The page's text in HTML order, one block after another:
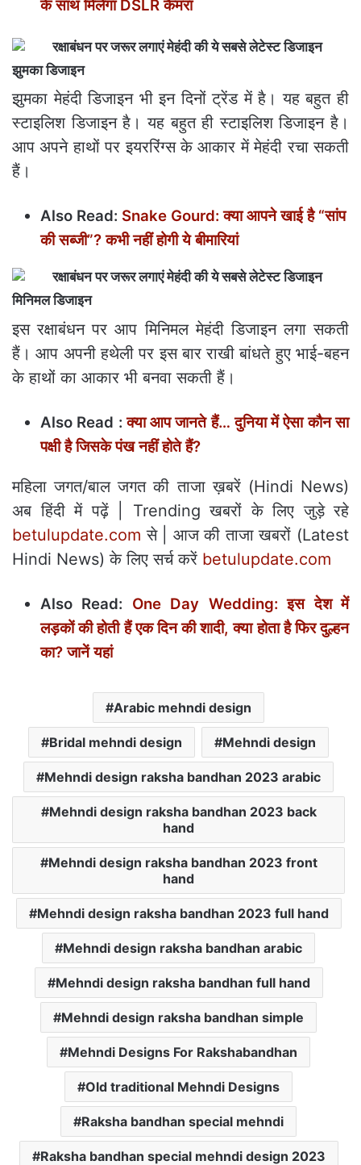
के साथ मिलेगा DSLR कैमरा
झुमका डिजाइन
झुमका मेहंदी डिजाइन भी इन दिनों ट्रेंड में है। यह बहुत ही
स्टाइलिश डिजाइन है। यह बहुत ही स्टाइलिश डिजाइन है।
आप अपने हाथों पर इयररिंग्स के आकार में मेहंदी रचा सकती
हैं।
Also Read: Snake Gourd: क्या आपने खाई है “सांप
की सब्जी”? कभी नहीं होगी ये बीमारियां
मिनिमल डिजाइन
इस रक्षाबंधन पर आप मिनिमल मेहंदी डिजाइन लगा सकती
हैं। आप अपनी हथेली पर इस बार राखी बांधते हुए भाई-बहन
के हाथों का आकार भी बनवा सकती हैं।
Also Read :क्‍या आप जानते हैं… दुनिया में ऐसा कौन सा
पक्षी है जिसके पंख नहीं होते हैं?
महिला जगत/बाल जगत की ताजा ख़बरें (Hindi News)
अब हिंदी में पढ़ें | Trending खबरों के लिए जुड़े रहे
betulupdate.com से | आज की ताजा खबरों (Latest
Hindi News) के लिए सर्च करें betulupdate.com
Also Read: One Day Wedding: इस देश में
लड़कों की होती हैं एक दिन की शादी, क्या होता है फिर दुल्हन
का? जानें यहां
Arabic mehndi design
Bridal mehndi design Mehndi design
Mehndi design raksha bandhan 2023 arabic
Mehndi design raksha bandhan 2023 back
hand
Mehndi design raksha bandhan 2023 front
hand
Mehndi design raksha bandhan 2023 full hand
Mehndi design raksha bandhan arabic
Mehndi design raksha bandhan full hand
Mehndi design raksha bandhan simple
Mehndi Designs For Rakshabandhan
Old traditional Mehndi Designs
Raksha bandhan special mehndi
Raksha bandhan special mehndi design 2023